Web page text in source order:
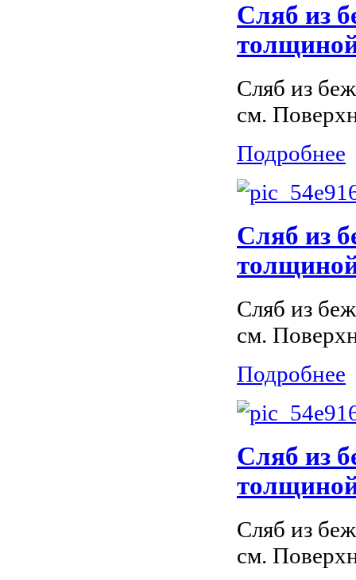
Сляб из
Сляб из
см.
Подробнее
Сляб из
Сляб из
см.
Подробнее
Сляб из
Сляб из
см.